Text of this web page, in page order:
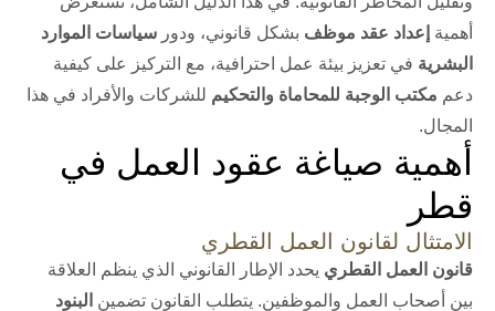
أهمية إعداد عقد موظف بشكل قانوني، ودور سياسات الموارد
البشرية في تعزيز بيئة عمل احترافية، مع التركيز على كيفية
دعم مكتب الوجبة للمحاماة والتحكيم للشركات والأفراد في هذا
المجال.
أهمية صياغة عقود العمل في
قطر
الامتثال لقانون العمل القطري
قانون العمل القطري يحدد الإطار القانوني الذي ينظم العلاقة
بين أصحاب العمل والموظفين. يتطلب القانون تضمين البنود